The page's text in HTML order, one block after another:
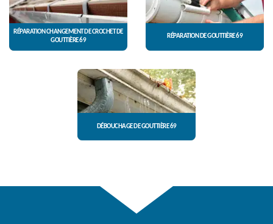
RÉPARATION CHANGEMENT DE CROCHET DE
GOUTTIÈRE 69
RÉPARATION DE GOUTTIÈRE 69
DÉBOUCHAGE DE GOUTTIÈRE 69